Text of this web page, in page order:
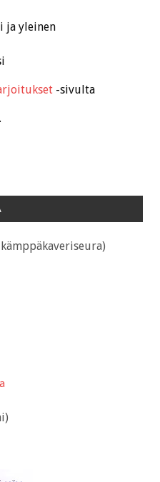
ja yleinen
-sivulta
.